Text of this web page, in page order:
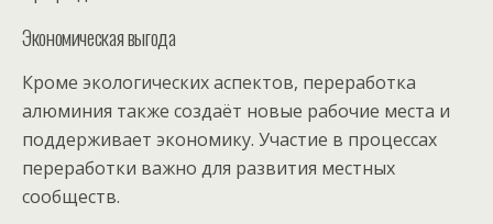
Экономическая выгода
Кроме экологических аспектов, переработка
алюминия также создаёт новые рабочие места и
поддерживает экономику. Участие в процессах
переработки важно для развития местных
сообществ.